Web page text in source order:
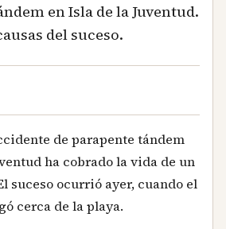
en Isla de la Juventud.
del suceso.
de parapente tándem
ha cobrado la vida de un
suceso ocurrió ayer, cuando el
cerca de la playa.